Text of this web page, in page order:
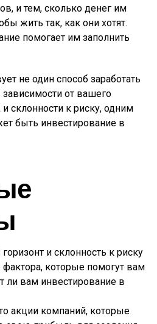
и тем, сколько денег им
жить так, как они хотят.
помогает им заполнить
не один способ заработать
от вашего
склонности к риску, одним
быть инвестирование в
и склонность к риску
которые помогут вам
ли вам инвестирование в
акции компаний, которые